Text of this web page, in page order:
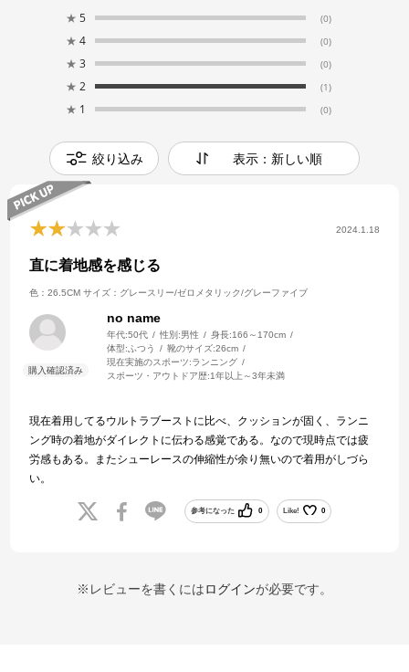
★ 5 (0)
★ 4 (0)
★ 3 (0)
★ 2 (1)
★ 1 (0)
絞り込み 表示：新しい順
2024.1.18
直に着地感を感じる
色：26.5CM サイズ：グレースリー/ゼロメタリック/グレーファイブ
no name
年代:50代 性別:男性 身長:166～170cm
体型: ふつう 靴のサイズ:26cm
現在実施のスポーツ:ランニング
スポーツ・アウトドア歴:1年以上～3年未満
現在着用してるウルトラブーストに比べ、クッションが固く、ランニ
ング時の着地がダイレクトに伝わる感覚である。なので現時点では疲
労感もある。またシューレースの伸縮性が余り無いので着用がしづら
い。
参考になった 0 Like! 0
※レビューを書くにはログインが必要です。